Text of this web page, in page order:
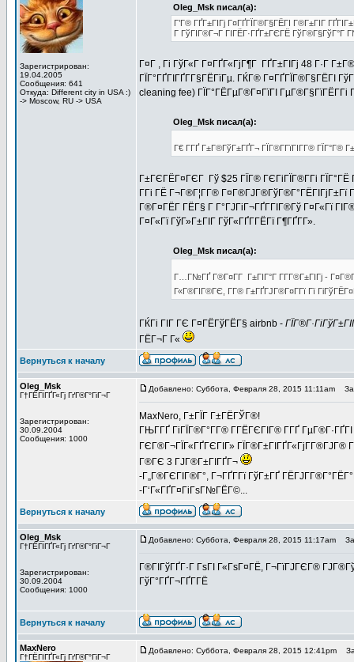
Зарегистрирован:
19.04.2005
Сообщения: 641
Откуда: Different city in USA :)
-> Moscow, RU -> USA
Oleg_Msk писал(а):
Г’Г® ГҐГ±ГІГј Г¤ГҐГЇГ®Г§ГЁГІ Г®Г±ГІГ
Г ГўГІГ®Г¬Г ГІГЁГ·ГҐГ±ГЄГЁ ГўГ®Г§ГўГ°Г
Г¤Г , Гі ГўГ«Г Г¤ГҐГ«ГјГ¶Г ГҐГ±ГІГј 48 Г·Г
ГЇГ°ГҐГІГҐГ­Г§ГЁГїГµ. ГЌГ® Г¤ГҐГЇГ®Г§ГЁГІ
cleaning fee) ГЇГ°ГЁГµГ®Г¤ГїГІ
Oleg_Msk писал(а):
Г€ Г­ГҐ Г±Г®ГўГ±ГҐГ¬ ГЇГ®Г­ГїГІГ­Г® ГЇГ°Г®
Г±ГЄГЁГ¤ГЄГ Гў $25 ГЇГ® ГЄГіГЇГ®Г­Гі
Г­Гі ГЁ Г¬Г®Г¦Г­Г®
Г®Г¤ГЁГ­ ГЁГ§ Г Г°ГЈГіГ¬ГҐГ­ГІГ®Гў Г¤Г«Гї
Г¤Г«Гї ГўГ»Г±ГІГ ГўГ«ГҐГ­ГЁГї Г¶ГҐГ­Г».
Oleg_Msk писал(а):
Г…Г№ГҐ Г®Г¤Г­Г Г±ГІГ°Г Г­Г­Г®Г±ГІГј -
Г«Г®ГІГ®ГЄ, Г­Г® Г±ГҐГЈГ®Г¤Г­Гї Гї
ГЌГі ГІГ ГЄ Г¤ГЁГўГЁГ§ airbnb -
ГЁГ¬Г Г«
Вернуться к началу
Oleg_Msk
Г†ГЁГІГҐГ«Гј ГґГ®Г°ГіГ¬Г
Зарегистрирован:
30.09.2004
Сообщения: 1000
Добавлено: Суббота, Февраля 28, 2015 11:11am
MaxNero, Г±ГЇГ Г±ГЁГЎГ®!
ГЊГ­ГҐ ГіГЇГ®Г°Г­Г® Г­ГЁГЄГІГ® Г­ГҐ ГµГ®Г·ГҐГІ
ГЄГ®Г¬ГЇГ«ГҐГЄГІГ» ГЇГ®Г±ГІГҐГ«ГјГ­Г®ГЈГ®
Г®ГЄ 3 ГЈГ®Г±ГІГҐГ¬
-Г„Г®ГЄГІГ®Г°, Г¬ГҐГ­Гї ГўГ±ГҐ
-Г‘Г«ГҐГ¤ГіГѕГ№ГЁГ©...
Вернуться к началу
Oleg_Msk
Г†ГЁГІГҐГ«Гј ГґГ®Г°ГіГ¬Г
Зарегистрирован:
30.09.2004
Сообщения: 1000
Добавлено: Суббота, Февраля 28, 2015 11:17am
Г®ГІГўГҐГ·Г ГѕГІ Г«ГѕГ¤ГЁ, Г¬ГїГЈГЄГ®
ГўГ°ГҐГ¬ГҐГ­ГЁ
Вернуться к началу
MaxNero
Г†ГЁГІГҐГ«Гј ГґГ®Г°ГіГ¬Г
Добавлено: Суббота, Февраля 28, 2015 12:41pm